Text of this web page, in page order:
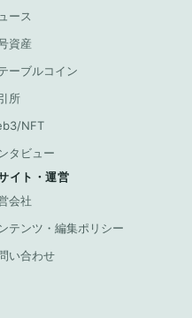
ース
資産
ーブルコイン
所
NFT
タビュー
イト・運営
会社
テンツ・編集ポリシー
い合わせ